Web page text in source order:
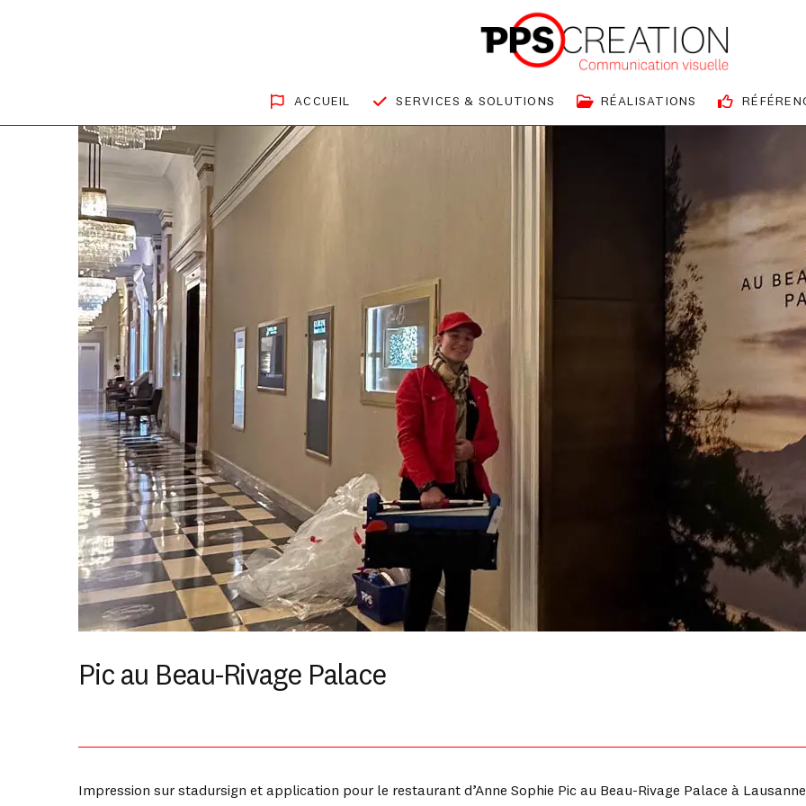
ACCUEIL SERVICES & SOLUTIONS RÉALISATIONS
Pic au Beau-Rivage Palace
Impression sur stadursign et application pour le restaurant d’Anne Sophie Pic au Beau-Rivage Palace à